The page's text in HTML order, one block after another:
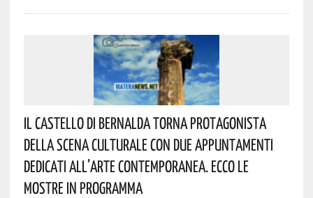
Il Castello Di Bernalda Torna Protagonista
Della Scena Culturale Con Due Appuntamenti
Dedicati All’arte Contemporanea. Ecco Le
Mostre In Programma